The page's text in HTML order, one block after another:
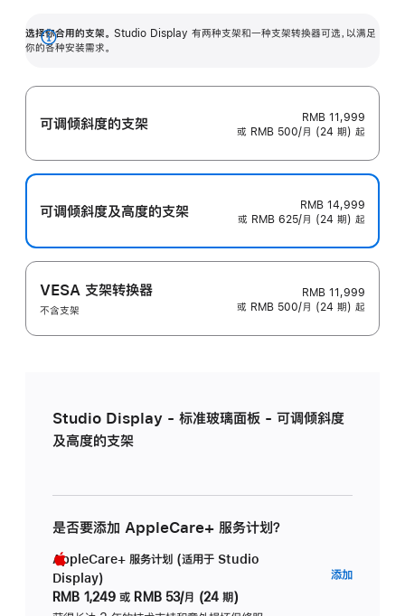
选择你合用的支架。 Studio Display 有两种支架和一种支架转换器可选，以满足
你的各种安装需求。
展
可调倾斜度的支架
RMB 11,999
或 RMB 500/月 (24 期) 起
可调倾斜度及高‍度的支‍架
RMB 14,999
或 RMB 625/月 (24 期) 起
VESA 支架转换器
不含支架
RMB 11,999
或 RMB 500/月 (24 期) 起
Studio Display - 标准玻璃面板 - 可调倾斜度
及高度的支架
是否要添加 AppleCare+ 服务计划？
AppleCare+ 服务计划 (适用于 Studio
Display)
RMB 1,249 或 RMB 53/月 (24 期)
添加